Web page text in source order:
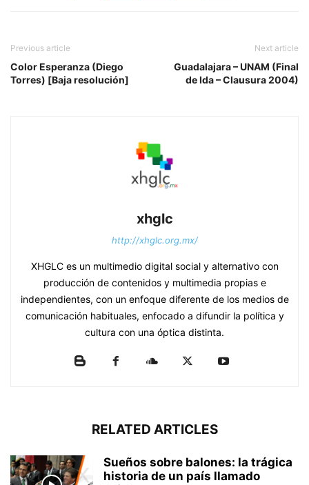
Previous article
Color Esperanza (Diego
Torres) [Baja resolución]
Next article
Guadalajara – UNAM (Final
de Ida – Clausura 2004)
xhglc
http://xhglc.org.mx/
XHGLC es un multimedio digital social y alternativo con
producción de contenidos y multimedia propias e
independientes, con un enfoque diferente de los medios de
comunicación habituales, enfocado a difundir la política y
cultura con una óptica distinta.
RELATED ARTICLES
Sueños sobre balones: la trágica
historia de un país llamado